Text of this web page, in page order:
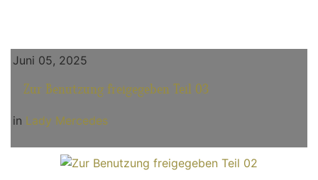
Juni 05, 2025
Zur Benutzung freigegeben Teil 03
in Lady Mercedes